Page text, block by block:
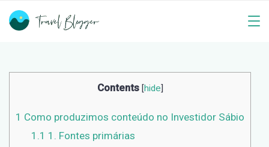
Skip
Contents [hide]
1 Como produzimos conteúdo no Investidor Sábio
1.1 1. Fontes primárias